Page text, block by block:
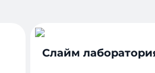
Слайм